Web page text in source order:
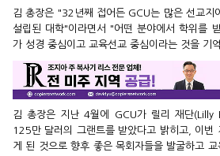
김 총장은 "32년째 접어든 GCU는 많은 선교지
설립된 대학"이라면서 "어떤 분야에서 학위를
가 성경 중심이고 교육선교 중심이라는 것을 기
김 총장은 지난 4월에 GCU가 릴리 재단
125만 달러의 그랜트를 받았다고 밝히고, 이번
게 된 것으로 향후 좋은 목회자들을 발굴하고 교